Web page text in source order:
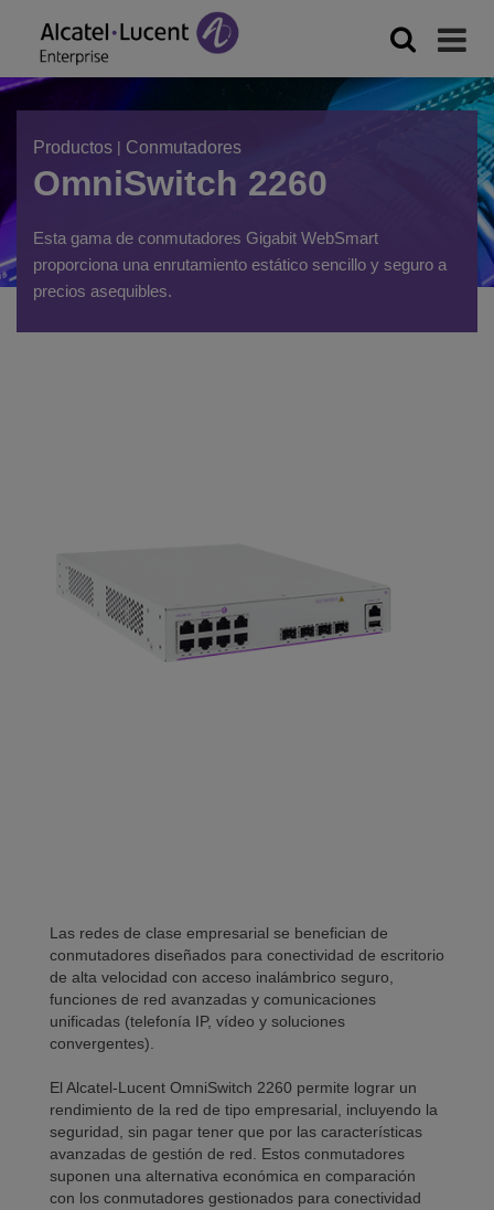
Productos | Conmutadores
OmniSwitch 2260
Esta gama de conmutadores Gigabit WebSmart
proporciona una enrutamiento estático sencillo y seguro a
precios asequibles.
Las redes de clase empresarial se benefician de
conmutadores diseñados para conectividad de escritorio
de alta velocidad con acceso inalámbrico seguro,
funciones de red avanzadas y comunicaciones
unificadas (telefonía IP, vídeo y soluciones
convergentes).
El Alcatel-Lucent OmniSwitch 2260 permite lograr un
rendimiento de la red de tipo empresarial, incluyendo la
seguridad, sin pagar tener que por las características
avanzadas de gestión de red. Estos conmutadores
suponen una alternativa económica en comparación
con los conmutadores gestionados para conectividad